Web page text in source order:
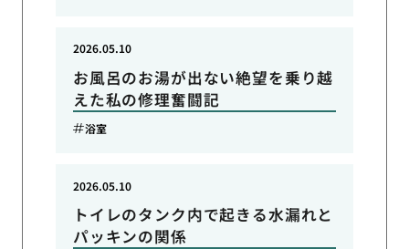
お風呂のお湯が出ない絶望を乗り越
えた私の修理奮闘記
2026.05.10
浴室
トイレのタンク内で起きる水漏れと
パッキンの関係
2026.05.10